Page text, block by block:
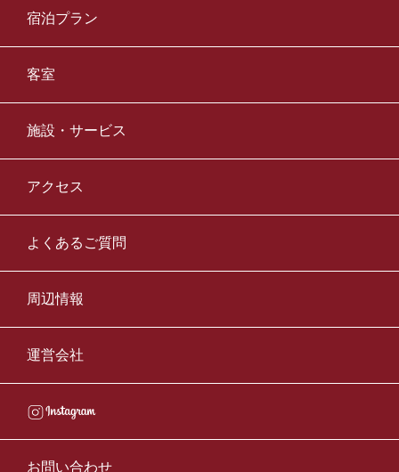
宿泊プラン
客室
施設・サービス
アクセス
よくあるご質問
周辺情報
運営会社
お問い合わせ